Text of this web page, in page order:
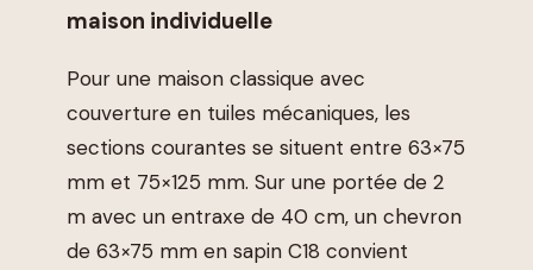
maison individuelle
Pour une maison classique avec
couverture en tuiles mécaniques, les
sections courantes se situent entre 63×75
mm et 75×125 mm. Sur une portée de 2
m avec un entraxe de 40 cm, un chevron
de 63×75 mm en sapin C18 convient